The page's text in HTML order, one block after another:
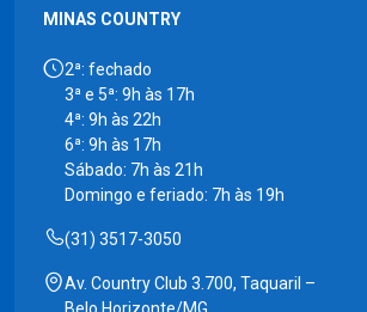
MINAS COUNTRY
2ª: fechado
3ª e 5ª: 9h às 17h
4ª: 9h às 22h
6ª: 9h às 17h
Sábado: 7h às 21h
Domingo e feriado: 7h às 19h
(31) 3517-3050
Av. Country Club 3.700, Taquaril –
Belo Horizonte/MG